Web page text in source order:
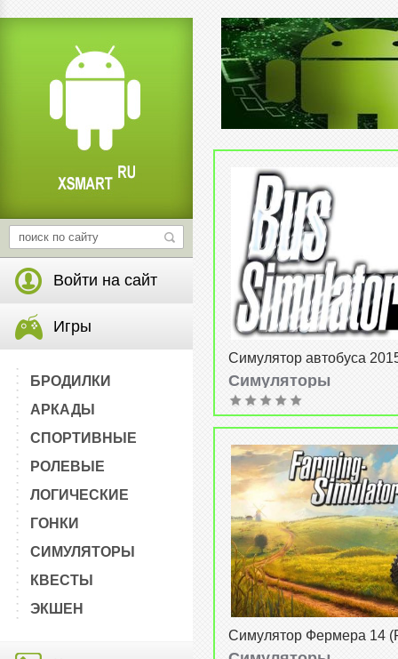
Войти на сайт
Игры
БРОДИЛКИ
АРКАДЫ
СПОРТИВНЫЕ
РОЛЕВЫЕ
ЛОГИЧЕСКИЕ
ГОНКИ
СИМУЛЯТОРЫ
КВЕСТЫ
ЭКШЕН
Симулятор автобуса
Simulator 2015) v1.0.0
Симуляторы
от 22-02-2015, 16:16
Симулятор Фермера 14
Simulator 14) v1.2.8